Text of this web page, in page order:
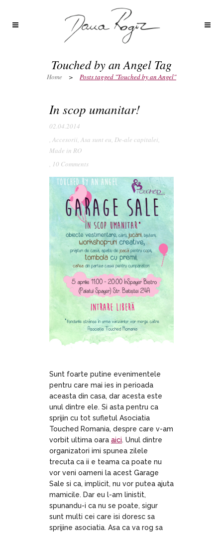
Touched by an Angel Tag
Home > Posts tagged "Touched by an Angel"
In scop umanitar!
02.04.2014
, Accesorii, Asa sunt eu, De-ale capitalei,
Made in RO
, 10 Comments
Sunt foarte putine evenimentele
pentru care mai ies in perioada
aceasta din casa, dar acesta este
unul dintre ele. Si asta pentru ca
sprijin cu tot sufletul Asociatia
Touched Romania, despre care v-am
vorbit ultima oara aici. Unul dintre
organizatori imi spunea zilele
trecuta ca ii e teama ca poate nu
vor veni oameni la acest Garage
Sale si ca, implicit, nu vor putea ajuta
mamicile. Dar eu l-am linistit,
spunandu-i ca nu se poate, sigur
sunt multi cei care isi doresc sa
sprijine asociatia. Asa ca va rog sa